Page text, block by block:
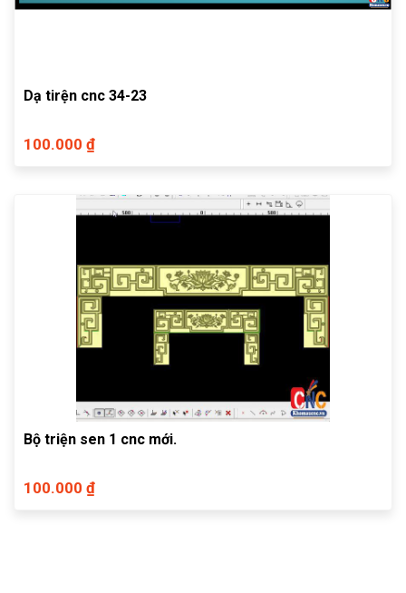
Dạ tirện cnc 34-23
100.000 ₫
Bộ triện sen 1 cnc mới.
100.000 ₫